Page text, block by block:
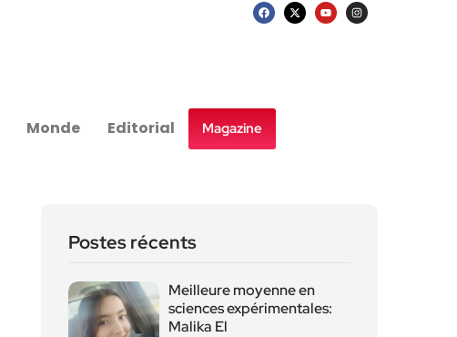
Monde Editorial Magazine
Postes récents
Meilleure moyenne en
sciences expérimentales:
Malika El